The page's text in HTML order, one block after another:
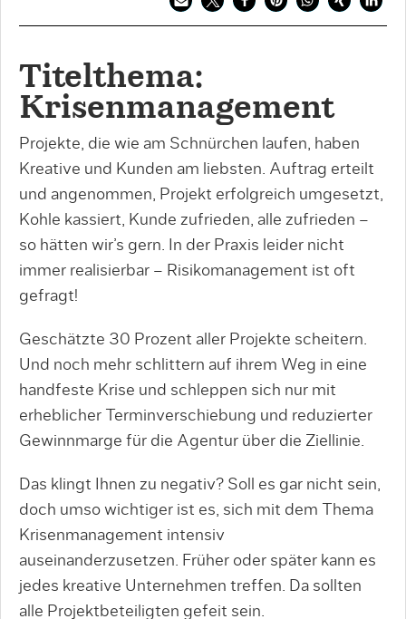
Titelthema:
Krisenmanagement
Projekte, die wie am Schnürchen laufen, haben
Kreative und Kunden am liebsten. Auftrag erteilt
und angenommen, Projekt erfolgreich umgesetzt,
Kohle kassiert, Kunde zufrieden, alle zufrieden –
so hätten wir’s gern. In der Praxis leider nicht
immer realisierbar – Risikomanagement ist oft
gefragt!
Geschätzte 30 Prozent aller Projekte scheitern.
Und noch mehr schlittern auf ihrem Weg in eine
handfeste Krise und schleppen sich nur mit
erheblicher Terminverschiebung und reduzierter
Gewinnmarge für die Agentur über die Ziellinie.
Das klingt Ihnen zu negativ? Soll es gar nicht sein,
doch umso wichtiger ist es, sich mit dem Thema
Krisenmanagement intensiv
auseinanderzusetzen. Früher oder später kann es
jedes kreative Unternehmen treffen. Da sollten
alle Projektbeteiligten gefeit sein.